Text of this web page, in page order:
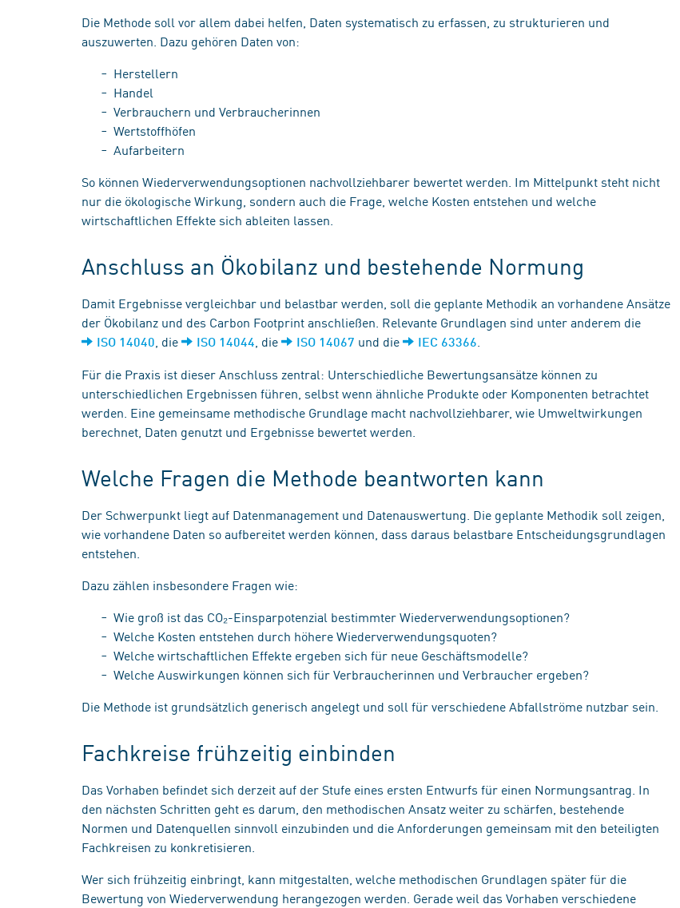
Die Methode soll vor allem dabei helfen, Daten systematisch zu erfassen, zu strukturieren und
auszuwerten. Dazu gehören Daten von:
Herstellern
Handel
Verbrauchern und Verbraucherinnen
Wertstoffhöfen
Aufarbeitern
So können Wiederverwendungsoptionen nachvollziehbarer bewertet werden. Im Mittelpunkt steht nicht
nur die ökologische Wirkung, sondern auch die Frage, welche Kosten entstehen und welche
wirtschaftlichen Effekte sich ableiten lassen.
Anschluss an Ökobilanz und bestehende Normung
Damit Ergebnisse vergleichbar und belastbar werden, soll die geplante Methodik an vorhandene Ansätze
der Ökobilanz und des Carbon Footprint anschließen. Relevante Grundlagen sind unter anderem die
ISO 14040 , die ISO 14044 , die ISO 14067 und die IEC 63366
Für die Praxis ist dieser Anschluss zentral: Unterschiedliche Bewertungsansätze können zu
unterschiedlichen Ergebnissen führen, selbst wenn ähnliche Produkte oder Komponenten betrachtet
werden. Eine gemeinsame methodische Grundlage macht nachvollziehbarer, wie Umweltwirkungen
berechnet, Daten genutzt und Ergebnisse bewertet werden.
Welche Fragen die Methode beantworten kann
Der Schwerpunkt liegt auf Datenmanagement und Datenauswertung. Die geplante Methodik soll zeigen,
wie vorhandene Daten so aufbereitet werden können, dass daraus belastbare Entscheidungsgrundlagen
entstehen.
Dazu zählen insbesondere Fragen wie:
Wie groß ist das CO₂-Einsparpotenzial bestimmter Wiederverwendungsoptionen?
Welche Kosten entstehen durch höhere Wiederverwendungsquoten?
Welche wirtschaftlichen Effekte ergeben sich für neue Geschäftsmodelle?
Welche Auswirkungen können sich für Verbraucherinnen und Verbraucher ergeben?
Die Methode ist grundsätzlich generisch angelegt und soll für verschiedene Abfallströme nutzbar sein.
Fachkreise frühzeitig einbinden
Das Vorhaben befindet sich derzeit auf der Stufe eines ersten Entwurfs für einen Normungsantrag. In
den nächsten Schritten geht es darum, den methodischen Ansatz weiter zu schärfen, bestehende
Normen und Datenquellen sinnvoll einzubinden und die Anforderungen gemeinsam mit den beteiligten
Fachkreisen zu konkretisieren.
Wer sich frühzeitig einbringt, kann mitgestalten, welche methodischen Grundlagen später für die
Bewertung von Wiederverwendung herangezogen werden. Gerade weil das Vorhaben verschiedene